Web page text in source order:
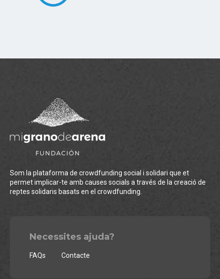
Som la plataforma de crowdfunding social i solidari que et
permet implicar-te amb causes socials a través de la creació de
reptes solidaris basats en el crowdfunding.
Necessites ajuda?
FAQs Contacte